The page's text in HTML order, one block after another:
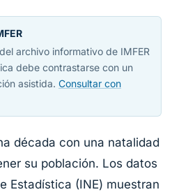
archivo informativo de IMFER
debe contrastarse con un
asistida. Consultar con
década con una natalidad
su población. Los datos
Estadística (INE) muestran